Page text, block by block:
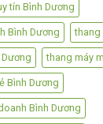
tín Bình Dương
Bình Dương thang
thang máy
Bình Dương
Bình Dương